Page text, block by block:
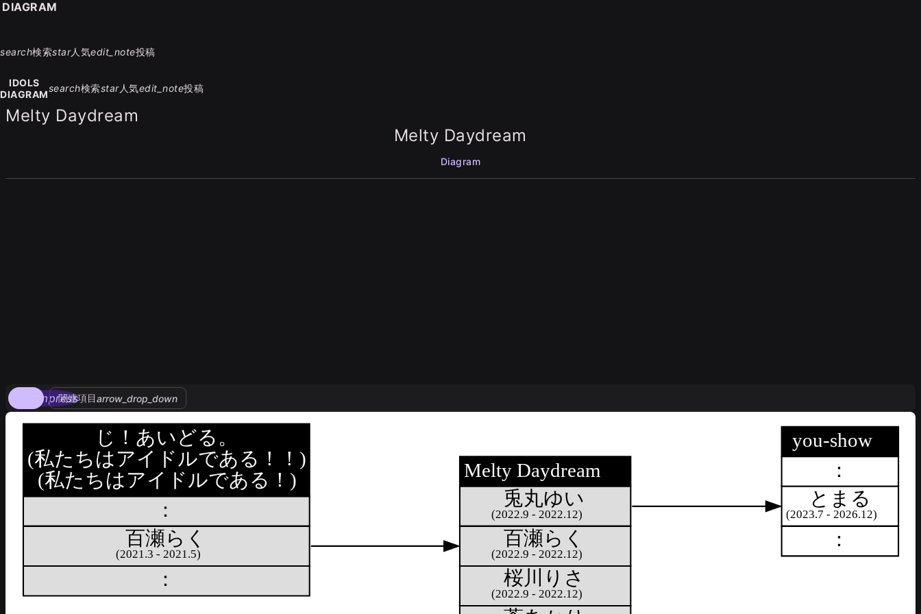
search検索star人気edit_note投稿
IDOLS
DIAGRAM
search検索star人気edit_note投稿
Melty Daydream
Melty Daydream
Diagram
compress
関連項目arrow_drop_down